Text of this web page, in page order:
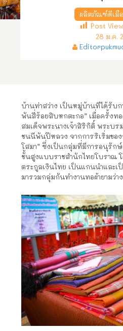
ผลิตภัณฑ์ดีเมื
Post
28 ม.ค.
บ้านท่าสว่าง เป็นหมู่บ้านที่ได้รับก
พันสี่ร้อยสิบหกตะกอ” เมื่อครั้งทอ
สมเด็จพระนางเจ้าสิริกิติ์ พระบ
ชนนีพันปีหลวง จากการริเริ่มขอ
โสมา” ซึ่งเป็นกลุ่มที่มีการอนุรัก
ชั้นสูงแบบราชสำนักไทยโบราณ
ตระกูลเงินไทย เป็นแกนนำและเ
มารวมกลุ่มกันทำงานทอผ้ายามว่า